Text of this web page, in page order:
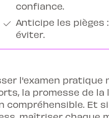
confiance.
Anticipe les
éviter.
l'examen
la promesse de
compréhensible. Et